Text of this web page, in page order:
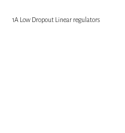
1A Low Dropout Linear regulators